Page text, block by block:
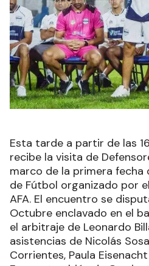
Esta tarde a partir de las
recibe la visita de
marco de la primera fecha
de Fútbol organizado por
AFA. El encuentro se
Octubre enclavado en el
el arbitraje de Leonardo
asistencias de Nicolás
Corrientes, Paula